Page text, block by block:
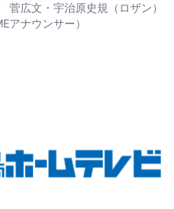
広文・宇治原史規（ロザン）
アナウンサー）